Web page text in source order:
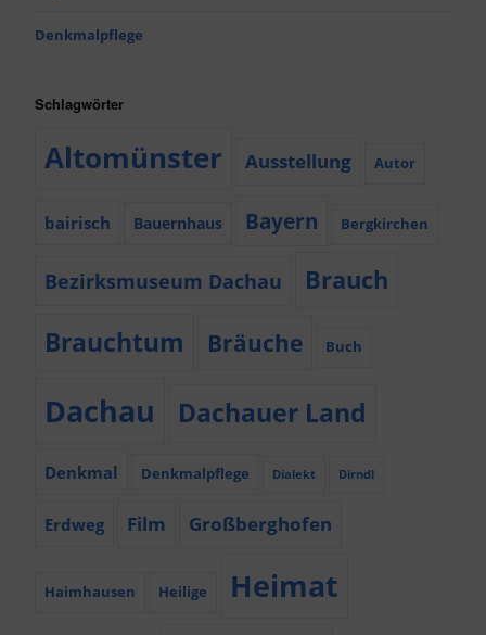
Denkmalpflege
Schlagwörter
Altomünster Ausstellung Autor
bairisch Bauernhaus Bayern Bergkirchen
Bezirksmuseum Dachau Brauch
Brauchtum Bräuche Buch
Dachau Dachauer Land
Denkmal Denkmalpflege Dialekt Dirndl
Erdweg Film Großberghofen
Haimhausen Heilige Heimat